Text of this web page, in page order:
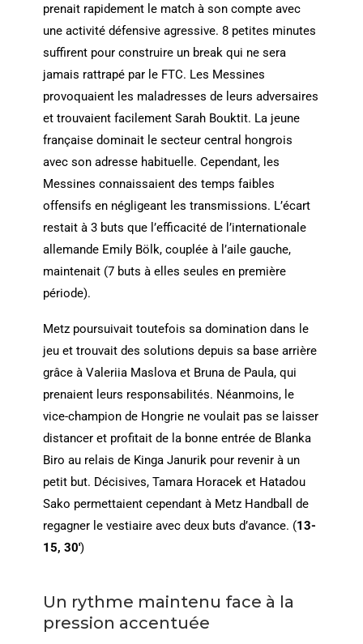
prenait rapidement le match à son compte avec
une activité défensive agressive. 8 petites minutes
suffirent pour construire un break qui ne sera
jamais rattrapé par le FTC. Les Messines
provoquaient les maladresses de leurs adversaires
et trouvaient facilement Sarah Bouktit. La jeune
française dominait le secteur central hongrois
avec son adresse habituelle. Cependant, les
Messines connaissaient des temps faibles
offensifs en négligeant les transmissions. L’écart
restait à 3 buts que l’efficacité de l’internationale
allemande Emily Bölk, couplée à l’aile gauche,
maintenait (7 buts à elles seules en première
période).
Metz poursuivait toutefois sa domination dans le
jeu et trouvait des solutions depuis sa base arrière
grâce à Valeriia Maslova et Bruna de Paula, qui
prenaient leurs responsabilités. Néanmoins, le
vice-champion de Hongrie ne voulait pas se laisser
distancer et profitait de la bonne entrée de Blanka
Biro au relais de Kinga Janurik pour revenir à un
petit but. Décisives, Tamara Horacek et Hatadou
Sako permettaient cependant à Metz Handball de
regagner le vestiaire avec deux buts d’avance. (13-
15, 30′)
Un rythme maintenu face à la
pression accentuée